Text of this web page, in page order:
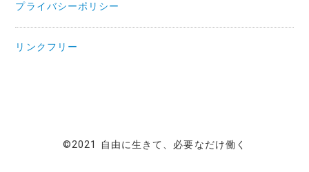
プライバシーポリシー
リンクフリー
©2021 自由に生きて、必要なだけ働く